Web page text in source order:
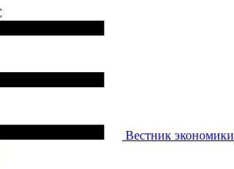
Вестник экономики